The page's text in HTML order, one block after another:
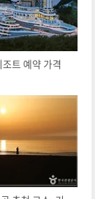
트 예약 가격